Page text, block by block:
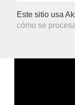
Este sitio usa
cómo se